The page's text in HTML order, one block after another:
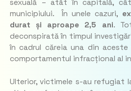
sexuală – atât în capitală,
municipiului. În unele cazuri,
durat și aproape 2,5 ani.
deconspirată în timpul
în cadrul căreia una din
comportamentul infracțional al
Ulterior, victimele s-au refugiat